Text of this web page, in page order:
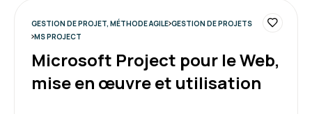
5
échanges constructifs
Formation : Conduire et gérer un projet - niveau 2
GESTION DE PROJET, MÉTHODE AGILE GESTION DE PROJETS
MS PROJECT
Microsoft Project pour le Web,
mise en œuvre et utilisation